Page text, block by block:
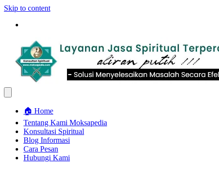
Skip to content
🏠 Home
Tentang Kami Moksapedia
Konsultasi Spiritual
Blog Informasi
Cara Pesan
Hubungi Kami